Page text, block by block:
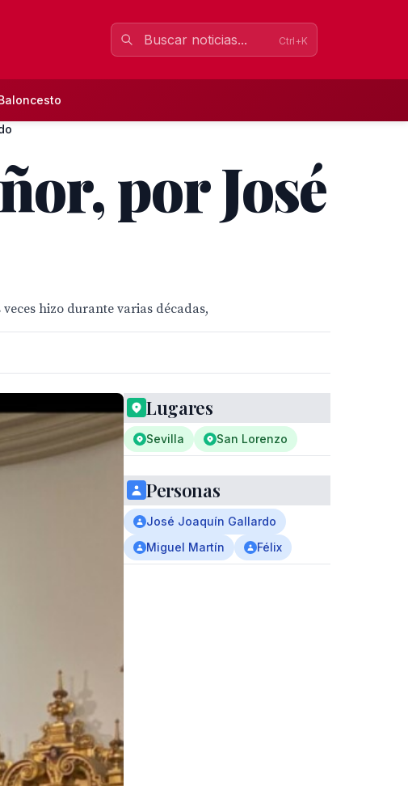
Ctrl+K
por José
hizo durante varias décadas,
Lugares
Sevilla San Lorenzo
Personas
José Joaquín Gallardo
Miguel Martín
Félix